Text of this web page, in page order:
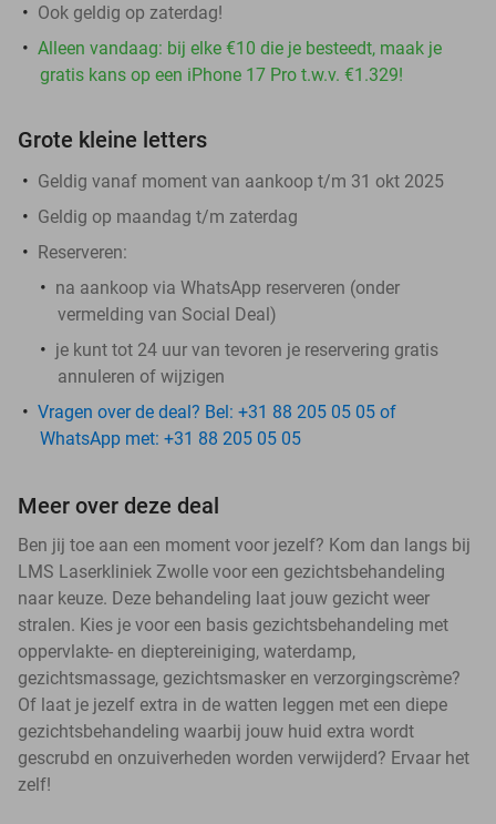
Ook geldig op zaterdag!
Alleen vandaag: bij elke €10 die je besteedt, maak je
gratis kans op een iPhone 17 Pro t.w.v. €1.329!
Grote kleine letters
Geldig vanaf moment van aankoop t/m 31 okt 2025
Geldig op maandag t/m zaterdag
Reserveren:
na aankoop via WhatsApp reserveren (onder
vermelding van Social Deal)
je kunt tot 24 uur van tevoren je reservering gratis
annuleren of wijzigen
Vragen over de deal? Bel: +31 88 205 05 05 of
WhatsApp met: +31 88 205 05 05
Meer over deze deal
Ben jij toe aan een moment voor jezelf? Kom dan langs bij
LMS Laserkliniek Zwolle voor een gezichtsbehandeling
naar keuze. Deze behandeling laat jouw gezicht weer
stralen. Kies je voor een basis gezichtsbehandeling met
oppervlakte- en dieptereiniging, waterdamp,
gezichtsmassage, gezichtsmasker en verzorgingscrème?
Of laat je jezelf extra in de watten leggen met een diepe
gezichtsbehandeling waarbij jouw huid extra wordt
gescrubd en onzuiverheden worden verwijderd? Ervaar het
zelf!